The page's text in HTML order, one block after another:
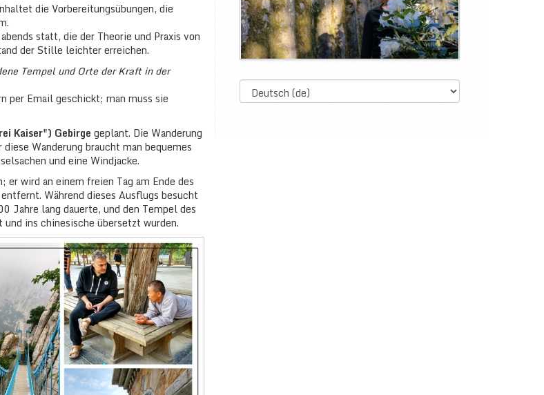
die Vorbereitungsübungen, die
statt, die der Theorie und Praxis von
der Stille leichter erreichen.
Tempel und Orte der Kraft in der
per Email geschickt; man muss sie
Kaiser") Gebirge geplant. Die Wanderung
Wanderung braucht man bequemes
und eine Windjacke.
er wird an einem freien Tag am Ende des
Während dieses Ausflugs besucht
Jahre lang dauerte, und den Tempel des
ins chinesische übersetzt wurden.
Select
language